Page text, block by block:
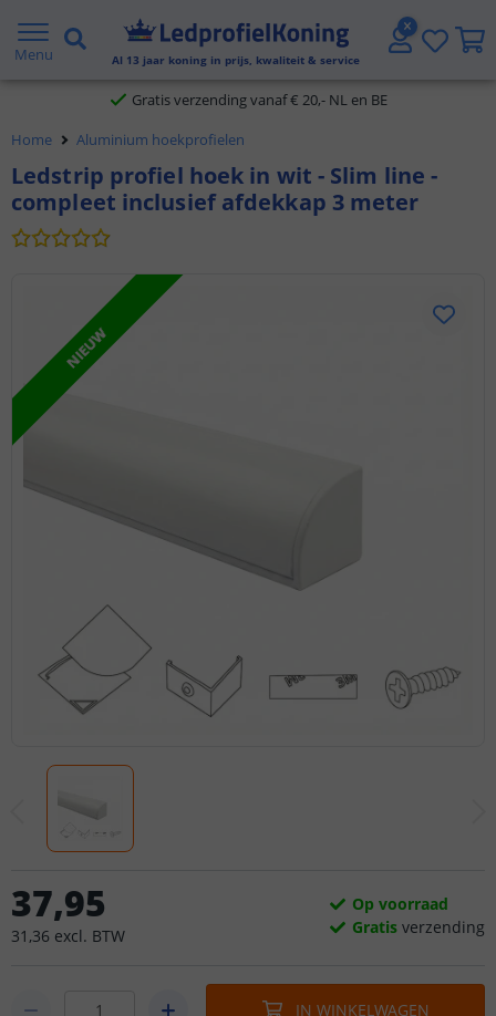
Menu Al 13 jaar koning in prijs, kwaliteit & service
2 jaar garantie
Gratis verzending vanaf € 20,- NL en BE
Klantbeoordeling 9.1
Voor 23:45 uur besteld,morgen in huis
Home Aluminium hoekprofielen
Ledstrip profiel hoek in wit - Slim line -
compleet inclusief afdekkap 3 meter
NIEUW
37,95
31 ,36 excl. BTW
Op voorraad
Gratis verzending
IN WINKELWAGEN